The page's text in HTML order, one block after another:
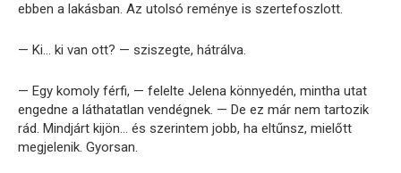
ebben a lakásban. Az utolsó reménye is szertefoszlott.
— Ki… ki van ott? — sziszegte, hátrálva.
— Egy komoly férfi, — felelte Jelena könnyedén, mintha utat
engedne a láthatatlan vendégnek. — De ez már nem tartozik
rád. Mindjárt kijön… és szerintem jobb, ha eltűnsz, mielőtt
megjelenik. Gyorsan.